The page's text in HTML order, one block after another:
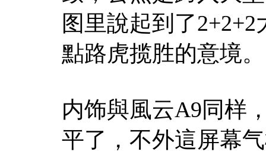
图里說起到了
點路虎揽胜的意境。
内饰與風云A9同样
平了，不外這屏幕